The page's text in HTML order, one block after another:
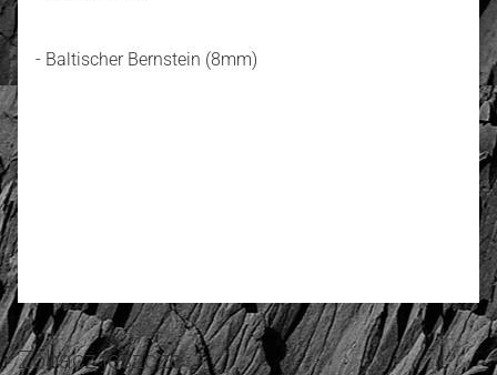
- Baltischer Bernstein (8mm)
Zobacz jeszcze